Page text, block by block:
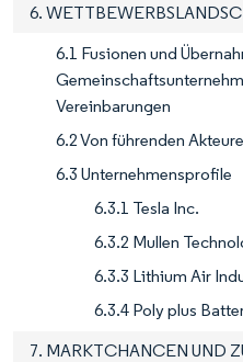
6.
6.1 Fusionen und
Vereinbarungen
6.2 Von führenden
6.3 Unternehmensprofile
6.3.1 Tesla Inc.
6.3.2 Mullen
6.3.3 Lithium Air
6.3.4 Poly plus
7. MARKTCHANCEN UND